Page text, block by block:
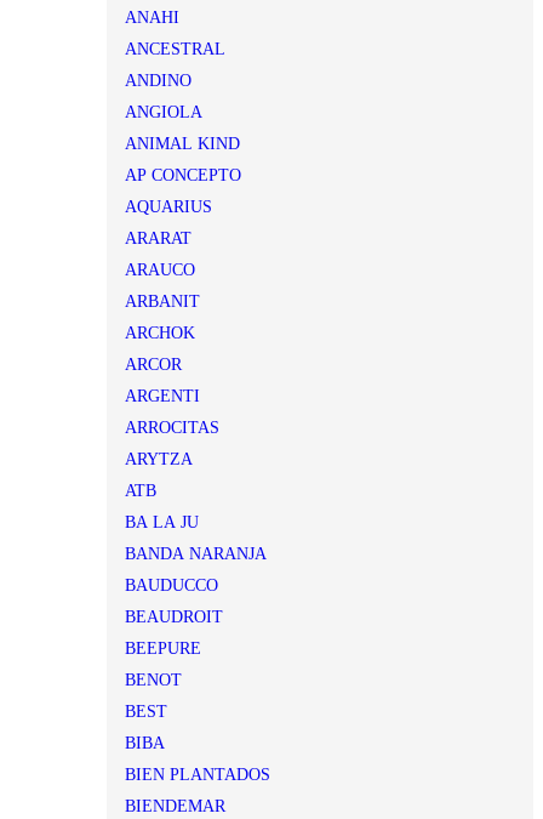
ANAHI
ANCESTRAL
ANDINO
ANGIOLA
ANIMAL KIND
AP CONCEPTO
AQUARIUS
ARARAT
ARAUCO
ARBANIT
ARCHOK
ARCOR
ARGENTI
ARROCITAS
ARYTZA
ATB
BA LA JU
BANDA NARANJA
BAUDUCCO
BEAUDROIT
BEEPURE
BENOT
BEST
BIBA
BIEN PLANTADOS
BIENDEMAR